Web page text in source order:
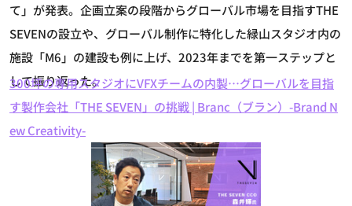
て」が発表。企画立案の段階からグローバル市場を目指すTHE
SEVENの設立や、グローバル制作に特化した緑山スタジオ内の
施設「M6」の建設も例に上げ、2023年までを第一ステップと
して振り返った。
300坪の専用スタジオにVFXチームの内製…グローバルを目指
す製作会社「THE SEVEN」の挑戦 | Branc（ブラン）-Brand N
ew Creativity-